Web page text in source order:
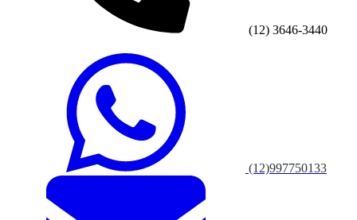
(12) 3646-3440
(12)997750133